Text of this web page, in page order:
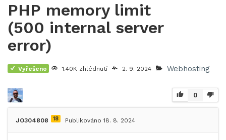
PHP memory limit
(500 internal server
error)
Vyřešeno 1.40K zhlédnutí 2. 9. 2024 Webhosting
0
JO304808 18 Publikováno 18. 8. 2024